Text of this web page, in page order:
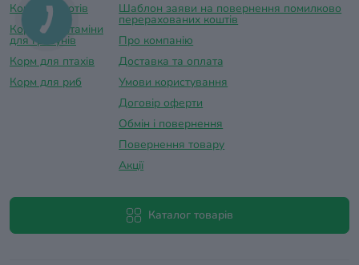
Корм для котів
Корма та вітаміни
для гризунів
Корм для птахів
Корм для риб
Шаблон заяви на повернення помилково
перерахованих коштів
Про компанію
Доставка та оплатa
Умови користування
Договір оферти
Обмін і повернення
Повернення товару
Акції
Каталог товарів